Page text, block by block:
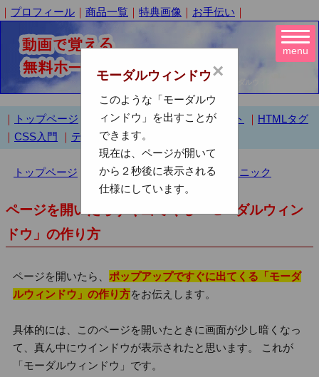
｜ プロフィール ｜ 商品一覧 ｜ 特典画像 ｜ お手伝い ｜
モーダルウィンドウの作り方
｜ トップページ 基礎知識 ｜ ホームページソフト ｜ HTMLタグ
｜ CSS入門 ｜ テクニック集 ｜
menu
トップページ ホームページ作成で使えるテクニック
ページを開いたらすぐ出てくる「モーダルウィン
ドウ」の作り方
ページを開いたら、 ポップアップですぐに出てくる「モーダ
ルウィンドウ」の作り方をお伝えします。
具体的には、このページを開いたときに画面が少し暗くなっ
て、真ん中にウインドウが表示されたと思います。 これが
「モーダルウィンドウ」です。
×
モーダルウィンドウ
このような「モーダルウ
ィンドウ」を出すことが
できます。
現在は、ページが開いて
から２秒後に表示される
仕様にしています。